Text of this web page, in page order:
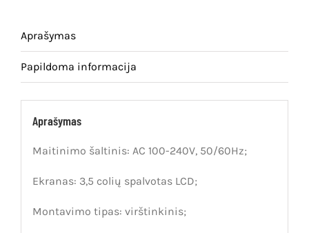
Aprašymas
Papildoma informacija
Aprašymas
Maitinimo šaltinis: AC 100-240V, 50/60Hz;
Ekranas: 3,5 colių spalvotas LCD;
Montavimo tipas: virštinkinis;